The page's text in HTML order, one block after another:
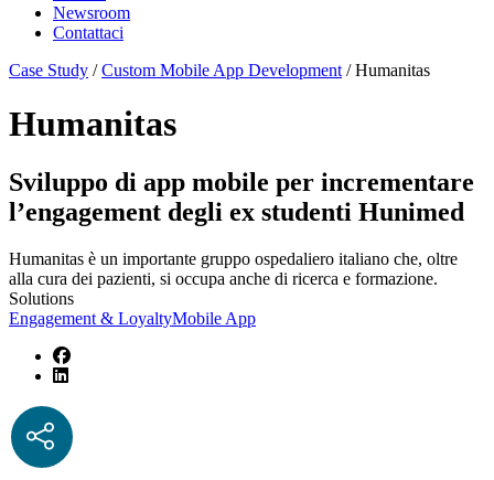
Newsroom
Contattaci
Case Study /Custom Mobile App Development /Humanitas
Humanitas
Sviluppo di app mobile per incrementare
l’engagement degli ex studenti Hunimed
Humanitas è un importante gruppo ospedaliero italiano che, oltre
alla cura dei pazienti, si occupa anche di ricerca e formazione.
Solutions
Engagement & LoyaltyMobile App